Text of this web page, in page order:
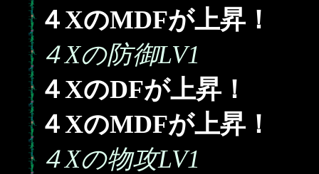
４XのMDFが上昇！
４Xの防御LV1
４XのDFが上昇！
４XのMDFが上昇！
４Xの物攻LV1